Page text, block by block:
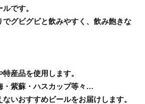
です。
グビグビと飲みやすく、飲み飽きな
産品を使用します。
・紫蘇・ハスカップ等々…
いおすすめビールをお届けします。